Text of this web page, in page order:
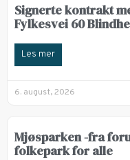
Signerte kontrakt
Fylkesvei 60
Les mer
6. august, 2026
Mjøsparken -fra
folkepark for alle